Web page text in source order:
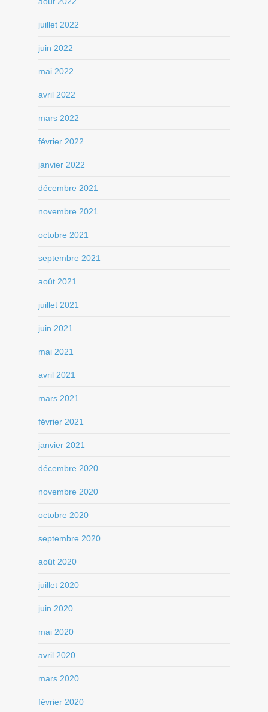
juillet 2022
juin 2022
mai 2022
avril 2022
mars 2022
février 2022
janvier 2022
décembre 2021
novembre 2021
octobre 2021
septembre 2021
août 2021
juillet 2021
juin 2021
mai 2021
avril 2021
mars 2021
février 2021
janvier 2021
décembre 2020
novembre 2020
octobre 2020
septembre 2020
août 2020
juillet 2020
juin 2020
mai 2020
avril 2020
mars 2020
février 2020